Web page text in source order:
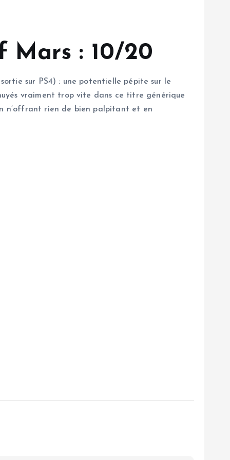
Mars : 10/20
sur PS4) : une potentielle pépite sur le
vraiment trop vite dans ce titre générique
n’offrant rien de bien palpitant et en